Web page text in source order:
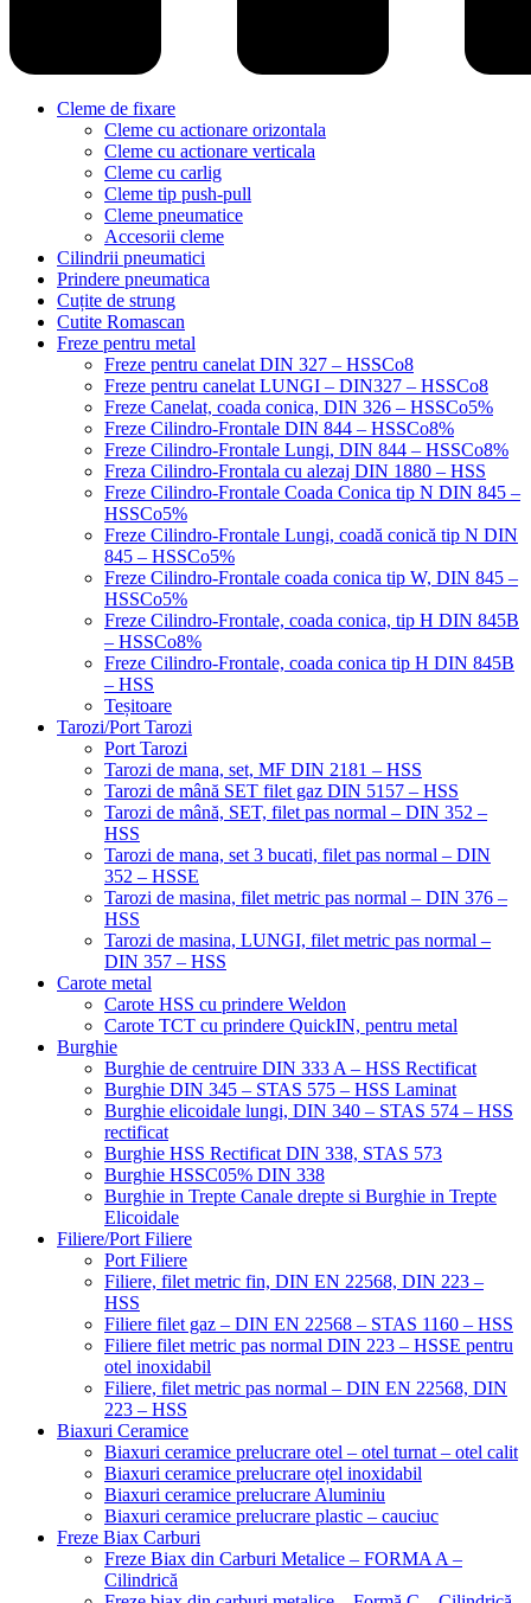
Cleme de fixare
Cleme cu actionare orizontala
Cleme cu actionare verticala
Cleme cu carlig
Cleme tip push-pull
Cleme pneumatice
Accesorii cleme
Cilindrii pneumatici
Prindere pneumatica
Cuțite de strung
Cutite Romascan
Freze pentru metal
Freze pentru canelat DIN 327 – HSSCo8
Freze pentru canelat LUNGI – DIN327 – HSSCo8
Freze Canelat, coada conica, DIN 326 – HSSCo5%
Freze Cilindro-Frontale DIN 844 – HSSCo8%
Freze Cilindro-Frontale Lungi, DIN 844 – HSSCo8%
Freza Cilindro-Frontala cu alezaj DIN 1880 – HSS
Freze Cilindro-Frontale Coada Conica tip N DIN 845 –
HSSCo5%
Freze Cilindro-Frontale Lungi, coadă conică tip N DIN
845 – HSSCo5%
Freze Cilindro-Frontale coada conica tip W, DIN 845 –
HSSCo5%
Freze Cilindro-Frontale, coada conica, tip H DIN 845B
– HSSCo8%
Freze Cilindro-Frontale, coada conica tip H DIN 845B
– HSS
Teșitoare
Tarozi/Port Tarozi
Port Tarozi
Tarozi de mana, set, MF DIN 2181 – HSS
Tarozi de mână SET filet gaz DIN 5157 – HSS
Tarozi de mână, SET, filet pas normal – DIN 352 –
HSS
Tarozi de mana, set 3 bucati, filet pas normal – DIN
352 – HSSE
Tarozi de masina, filet metric pas normal – DIN 376 –
HSS
Tarozi de masina, LUNGI, filet metric pas normal –
DIN 357 – HSS
Carote metal
Carote HSS cu prindere Weldon
Carote TCT cu prindere QuickIN, pentru metal
Burghie
Burghie de centruire DIN 333 A – HSS Rectificat
Burghie DIN 345 – STAS 575 – HSS Laminat
Burghie elicoidale lungi, DIN 340 – STAS 574 – HSS
rectificat
Burghie HSS Rectificat DIN 338, STAS 573
Burghie HSSC05% DIN 338
Burghie in Trepte Canale drepte si Burghie in Trepte
Elicoidale
Filiere/Port Filiere
Port Filiere
Filiere, filet metric fin, DIN EN 22568, DIN 223 –
HSS
Filiere filet gaz – DIN EN 22568 – STAS 1160 – HSS
Filiere filet metric pas normal DIN 223 – HSSE pentru
otel inoxidabil
Filiere, filet metric pas normal – DIN EN 22568, DIN
223 – HSS
Biaxuri Ceramice
Biaxuri ceramice prelucrare otel – otel turnat – otel calit
Biaxuri ceramice prelucrare oțel inoxidabil
Biaxuri ceramice prelucrare Aluminiu
Biaxuri ceramice prelucrare plastic – cauciuc
Freze Biax Carburi
Freze Biax din Carburi Metalice – FORMA A –
Cilindrică